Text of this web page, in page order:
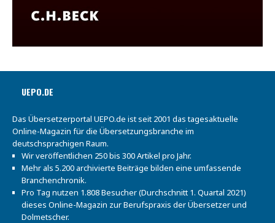
UEPO.DE
Das Übersetzerportal UEPO.de ist seit 2001 das tagesaktuelle
Online-Magazin für die Übersetzungsbranche im
deutschsprachigen Raum.
Wir veröffentlichen 250 bis 300 Artikel pro Jahr.
Mehr als 5.200 archivierte Beiträge bilden eine umfassende
Branchenchronik.
Pro Tag nutzen 1.808 Besucher (Durchschnitt 1. Quartal 2021)
dieses Online-Magazin zur Berufspraxis der Übersetzer und
Dolmetscher.